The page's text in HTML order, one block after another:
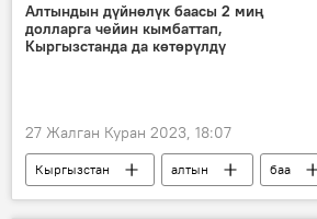
Алтындын дүйнөлүк баасы 2 миң
долларга чейин кымбаттап,
Кыргызстанда да көтөрүлдү
27 Жалган Куран 2023, 18:07
Кыргызстан алтын
баа
кымбаттоо
дүйнөлүк рынок